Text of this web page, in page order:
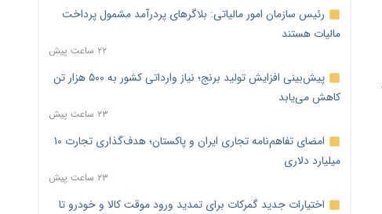
رئیس سازمان امور مالیاتی: بلاگرهای پردرآمد مشمول پرداخت
مالیات هستند
۲۲ ساعت پیش
پیش‌بینی افزایش تولید برنج؛ نیاز وارداتی کشور به ۵۰۰ هزار تن
کاهش می‌یابد
۲۳ ساعت پیش
امضای تفاهم‌نامه تجاری ایران و پاکستان؛ هدف‌گذاری تجارت ۱۰
میلیارد دلاری
۲۳ ساعت پیش
اختیارات جدید گمرکات برای تمدید ورود موقت کالا و خودرو تا